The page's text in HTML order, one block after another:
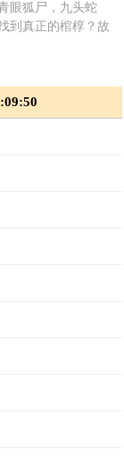
眼狐尸，九头蛇
到真正的棺椁？故